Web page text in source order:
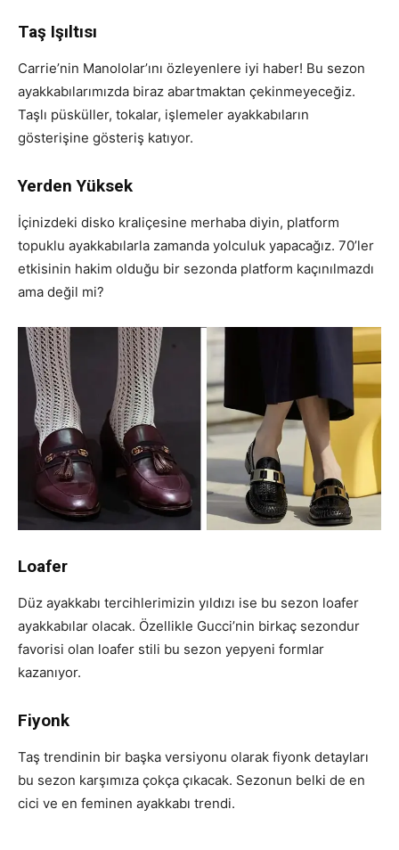
Taş Işıltısı
Carrie’nin Manololar’ını özleyenlere iyi haber! Bu sezon
ayakkabılarımızda biraz abartmaktan çekinmeyeceğiz.
Taşlı püsküller, tokalar, işlemeler ayakkabıların
gösterişine gösteriş katıyor.
Yerden Yüksek
İçinizdeki disko kraliçesine merhaba diyin, platform
topuklu ayakkabılarla zamanda yolculuk yapacağız. 70’ler
etkisinin hakim olduğu bir sezonda platform kaçınılmazdı
ama değil mi?
Loafer
Düz ayakkabı tercihlerimizin yıldızı ise bu sezon loafer
ayakkabılar olacak. Özellikle Gucci’nin birkaç sezondur
favorisi olan loafer stili bu sezon yepyeni formlar
kazanıyor.
Fiyonk
Taş trendinin bir başka versiyonu olarak fiyonk detayları
bu sezon karşımıza çokça çıkacak. Sezonun belki de en
cici ve en feminen ayakkabı trendi.